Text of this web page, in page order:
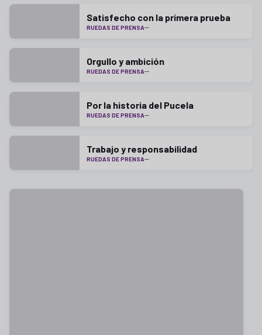
Satisfecho con la primera prueba
RUEDAS DE PRENSA
Orgullo y ambición
RUEDAS DE PRENSA
Por la historia del Pucela
RUEDAS DE PRENSA
Trabajo y responsabilidad
RUEDAS DE PRENSA